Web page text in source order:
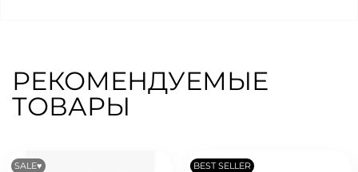
РЕКОМЕНДУЕМЫЕ
ТОВАРЫ
SALE♥
BEST SELLER